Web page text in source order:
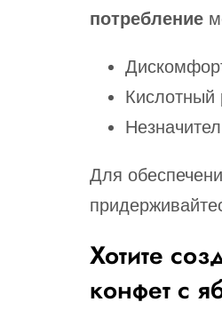
потребление
Для
Хотите
конфет с